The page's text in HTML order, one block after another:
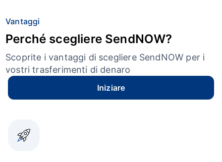
Vantaggi
Perché scegliere SendNOW?
Scoprite i vantaggi di scegliere SendNOW per i
vostri trasferimenti di denaro
Iniziare